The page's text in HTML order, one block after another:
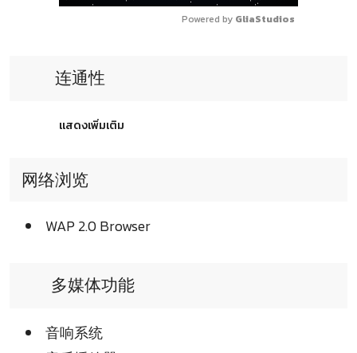
Powered by GliaStudios
连通性
แสดงเพิ่มเติม
网络浏览
WAP 2.0 Browser
多媒体功能
音响系统